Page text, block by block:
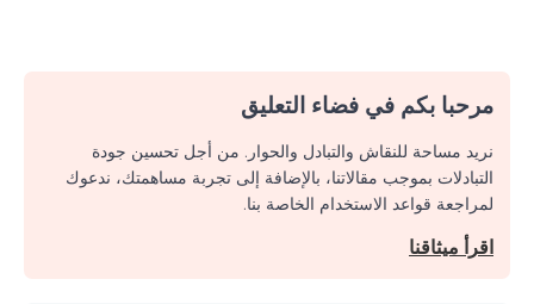
مرحبا بكم في فضاء التعليق
نريد مساحة للنقاش والتبادل والحوار. من أجل تحسين جودة
التبادلات بموجب مقالاتنا، بالإضافة إلى تجربة مساهمتك، ندعوك
لمراجعة قواعد الاستخدام الخاصة بنا.
اقرأ ميثاقنا